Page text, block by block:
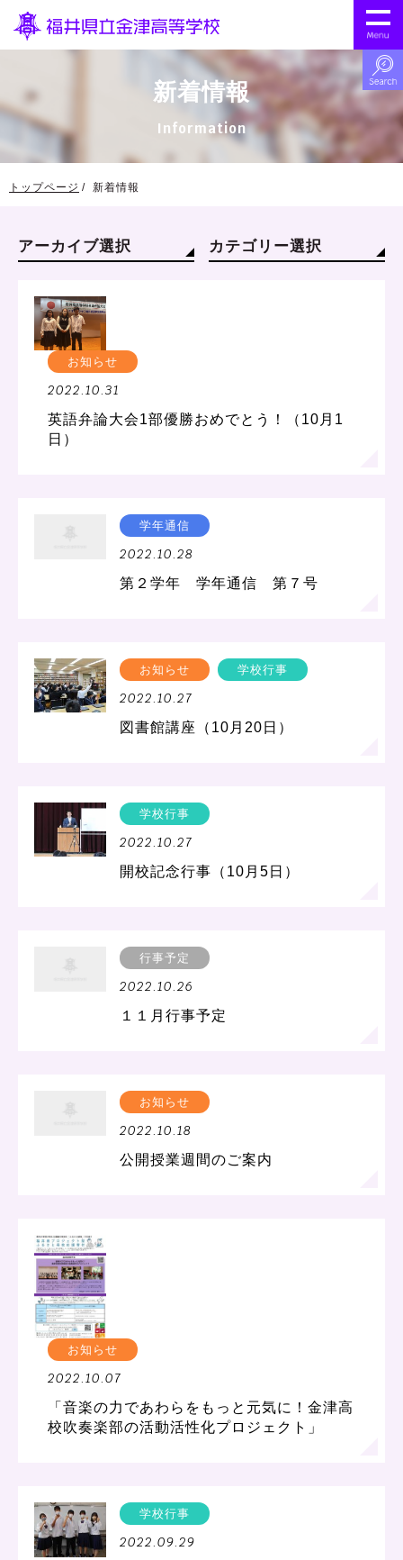
新着情報
Information
トップページ 新着情報
カテゴリー選択
アーカイブ選択
お知らせ
2022.10.31
英語弁論大会1部優勝おめでとう！（10月1
日）
学年通信
2022.10.28
第２学年 学年通信 第７号
お知らせ 学校行事
2022.10.27
図書館講座（10月20日）
学校行事
2022.10.27
開校記念行事（10月5日）
行事予定
2022.10.26
１１月行事予定
お知らせ
2022.10.18
公開授業週間のご案内
お知らせ
2022.10.07
「音楽の力であわらをもっと元気に！金津高
校吹奏楽部の活動活性化プロジェクト」
学校行事
2022.09.29